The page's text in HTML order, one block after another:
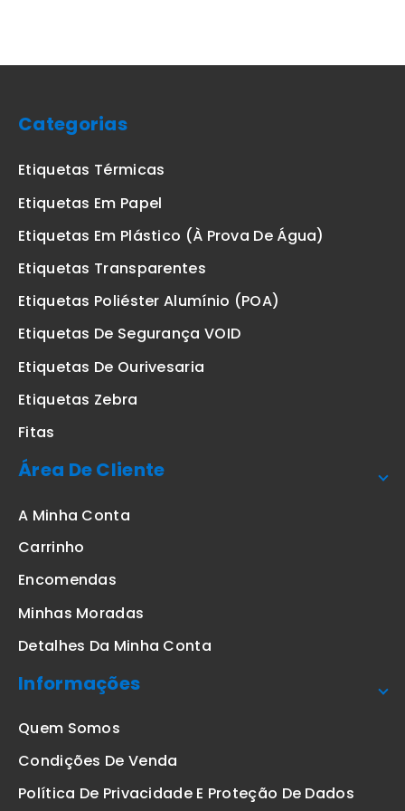
Categorias
Etiquetas Térmicas
Etiquetas Em Papel
Etiquetas Em Plástico (à Prova De Água)
Etiquetas Transparentes
Etiquetas Poliéster Alumínio (POA)
Etiquetas De Segurança VOID
Etiquetas De Ourivesaria
Etiquetas Zebra
Fitas
Área De Cliente
A Minha Conta
Carrinho
Encomendas
Minhas Moradas
Detalhes Da Minha Conta
Informações
Quem Somos
Condições De Venda
Política De Privacidade E Proteção De Dados